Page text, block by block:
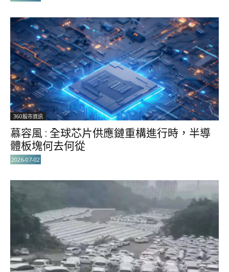
360股市資訊
慕容風 : 全球芯片供應鏈重構進行時，半導
體板塊何去何從
2026-07-02